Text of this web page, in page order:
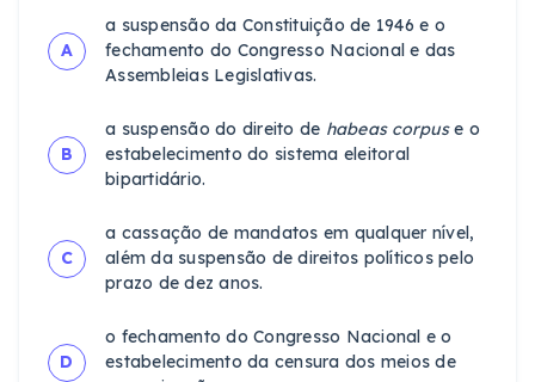
A
a suspensão da Constituição de 1946 e o
fechamento do Congresso Nacional e das
Assembleias Legislativas.
B
a suspensão do direito de habeas corpuse o
estabelecimento do sistema eleitoral
bipartidário.
C
a cassação de mandatos em qualquer nível,
além da suspensão de direitos políticos pelo
prazo de dez anos.
D
o fechamento do Congresso Nacional e o
estabelecimento da censura dos meios de